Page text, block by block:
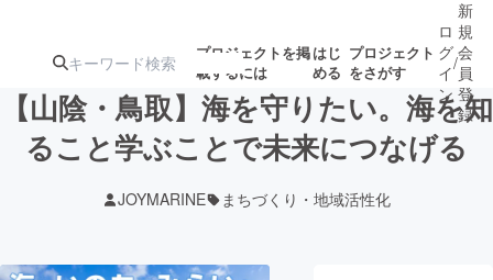
プロジェクトを掲
載するには
はじ
める
プロジェクト
をさがす
ターン
ジェクト
募集終了が近いプ
ロジェクト
ロ
グ
イ
ン
/
新
規
会
員
登
録
【山陰・鳥取】海を守りたい。海を知
ること学ぶことで未来につなげる
JOYMARINE まちづくり・地域活性化